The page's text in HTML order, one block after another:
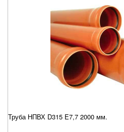
Труба НПВХ D315 E7,7 2000 мм.